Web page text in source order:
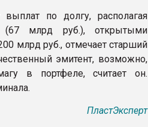
выплат по долгу, располагая
(67 млрд руб.), открытыми
млрд руб., отмечает старший
эмитент, возможно,
в портфеле, считает он.
ПластЭксперт